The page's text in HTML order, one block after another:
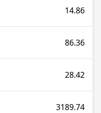
14.86
86.36
28.42
3189.74